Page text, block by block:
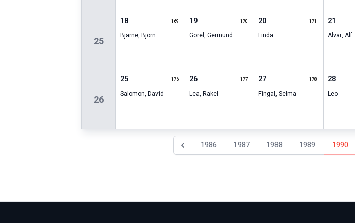
25
18 169
Bjarne,Björn
19 170
Görel, Germund
20 171
Linda
21
Alvar, Alf
26
25 176
Salomon,David
26 177
Lea, Rakel
27 178
Fingal,Selma
28
Leo
Föregående år
1986 1987 1988 1989 1990